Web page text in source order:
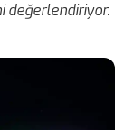
değerlendiriyor.